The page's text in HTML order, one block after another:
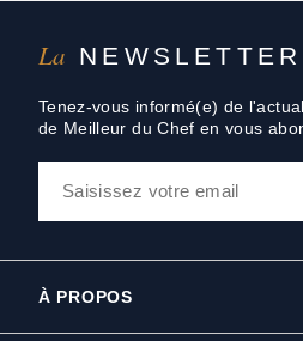
La NEWSLETTER
Tenez-vous informé(e) de
de Meilleur du Chef en vous
À PROPOS